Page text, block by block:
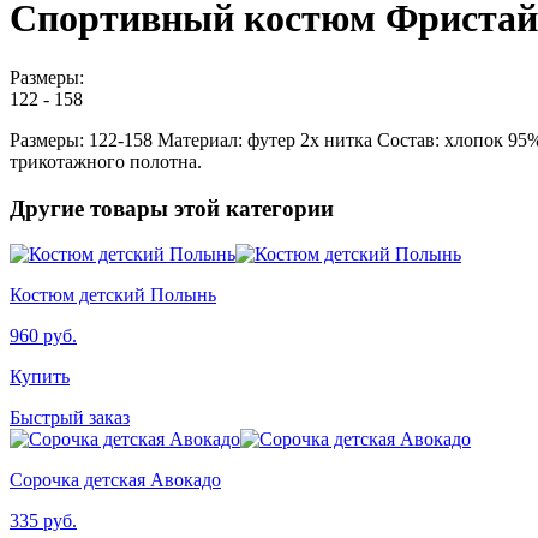
Спортивный костюм
Размеры:
122 - 158
Размеры: 122-158 Материал: футер 2х нитка Состав: хлопок
трикотажного полотна.
Другие товары этой категории
Костюм детский Полынь
960 руб.
Купить
Быстрый заказ
Сорочка детская Авокадо
335 руб.